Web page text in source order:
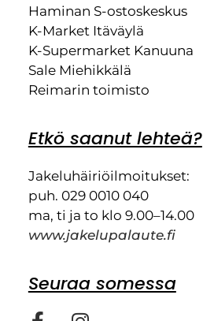
Haminan S-ostoskeskus
K-Market Itäväylä
K-Supermarket Kanuuna
Sale Miehikkälä
Reimarin toimisto
Etkö saanut lehteä?
Jakeluhäiriöilmoitukset:
puh. 029 0010 040
ma, ti ja to klo 9.00–14.00
www.jakelupalaute.fi
Seuraa somessa